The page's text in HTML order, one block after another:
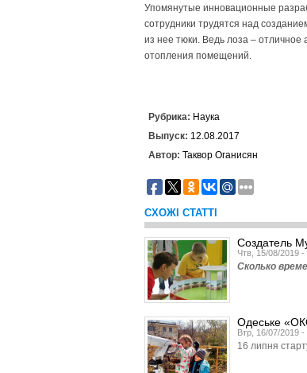
Упомянутые инновационные
сотрудники трудятся над
из нее тюки. Ведь лоза – отличное
отопления помещений.
Рубрика: Наука
Выпуск: 12.08.2017
Автор: Таквор Оганисян
СХОЖІ СТАТТІ
Создатель
Чтв, 15/08/2019 -
Сколько
Одеське
Втр, 16/07/2019 -
16 липня